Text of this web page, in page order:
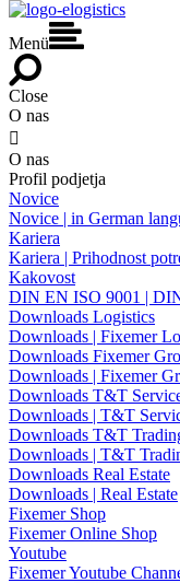
Menü
Close
O nas

O nas
Profil podjetja
Novice
Novice | in German
Kariera
Kariera | Prihodnost
Kakovost
DIN EN ISO 9001 |
Downloads Logistics
Downloads | Fixemer
Downloads Fixemer
Downloads | Fixemer
Downloads T&T
Downloads | T&T
Downloads T&T
Downloads | T&T
Downloads Real Estate
Downloads | Real Estate
Fixemer Shop
Fixemer Online Shop
Youtube
Fixemer Youtube